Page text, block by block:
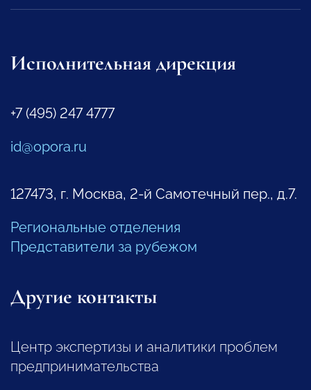
Исполнительная дирекция
+7 (495) 247 4777
id@opora.ru
127473, г. Москва, 2-й Самотечный пер., д.7.
Региональные отделения
Представители за рубежом
Другие контакты
Центр экспертизы и аналитики проблем
предпринимательства